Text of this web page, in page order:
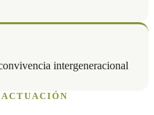
intergeneracional